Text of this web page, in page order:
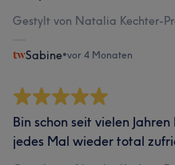
Gestylt von Natalia Kechter-
Sabine•vor 4 Monaten
Bin schon seit vielen
jedes Mal wieder total